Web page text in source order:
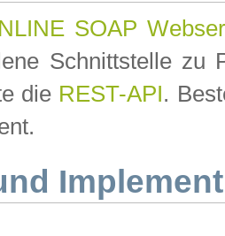
SOAP
Schnittstelle zu
die REST-API.